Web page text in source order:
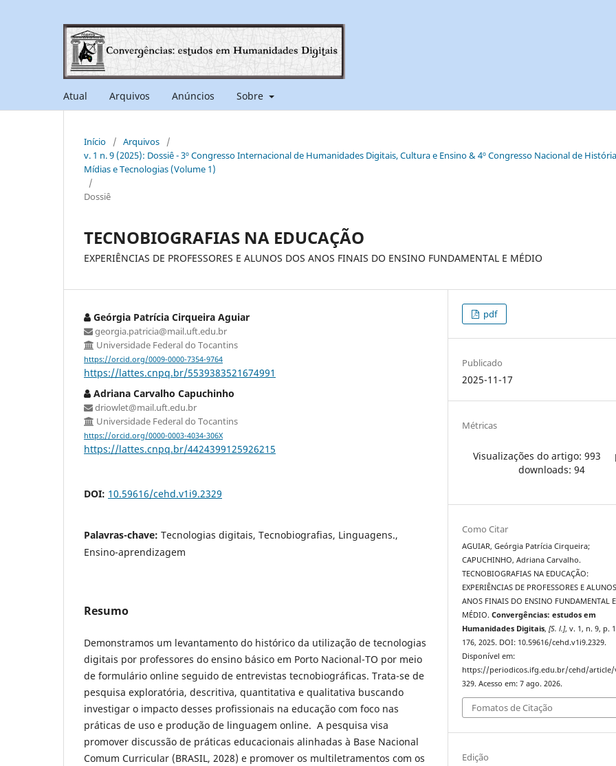
Atual Arquivos Anúncios Sobre
Início / Arquivos
/
v. 1 n. 9 (2025): Dossiê - 3º Congresso Internacional de Humanidades Digitais, Cultura e Ensino & 4º Congresso Nacional de
Mídias e Tecnologias (Volume 1)
/
Dossiê
TECNOBIOGRAFIAS NA EDUCAÇÃO
EXPERIÊNCIAS DE PROFESSORES E ALUNOS DOS ANOS FINAIS DO ENSINO FUNDAMENTAL E MÉDIO
Geórgia Patrícia Cirqueira Aguiar
georgia.patricia@mail.uft.edu.br
Universidade Federal do Tocantins
https://orcid.org/0009-0000-7354-9764
https://lattes.cnpq.br/5539383521674991
Adriana Carvalho Capuchinho
driowlet@mail.uft.edu.br
Universidade Federal do Tocantins
https://orcid.org/0000-0003-4034-306X
https://lattes.cnpq.br/4424399125926215
DOI: 10.59616/cehd.v1i9.2329
Palavras-chave: Tecnologias digitais, Tecnobiografias, Linguagens.,
Ensino-aprendizagem
Resumo
Demonstramos um levantamento do histórico da utilização de tecnologias
digitais por professores do ensino básico em Porto Nacional-TO por meio
de formulário online seguido de entrevistas tecnobiográficas. Trata-se de
pesquisa exploratória, descritiva, quantitativa e qualitativa buscando
investigar o impacto desses profissionais na educação com foco nas
práticas de uso e produção de linguagem online. A pesquisa visa
promover discussão de práticas educacionais alinhadas à Base Nacional
Comum Curricular (BRASIL, 2028) e promover os multiletramentos com os
pdf
Publicado
2025-11-17
Métricas
Visualizações do artigo: 993
downloads: 94
Como Citar
AGUIAR, Geórgia Patrícia Cirqueira;
CAPUCHINHO, Adriana Carvalho.
TECNOBIOGRAFIAS NA EDUCAÇÃO:
EXPERIÊNCIAS DE PROFESSORES E
ANOS FINAIS DO ENSINO FUNDAMENTAL E
MÉDIO.Convergências: estudos em
Humanidades Digitais,[S. l.], v. 1, n. 9, p.
176, 2025. DOI: 10.59616/cehd.v1i9.2329.
Disponível em:
https://periodicos.ifg.edu.br/cehd/
329. Acesso em: 7 ago. 2026.
Fomatos de Citação
Edição